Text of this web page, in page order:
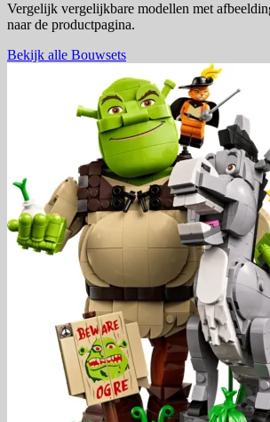
Vergelijk vergelijkbare modellen met
naar de productpagina.
Bekijk alle Bouwsets